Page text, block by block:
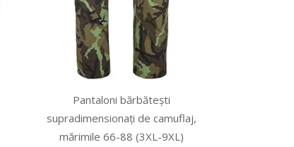
Pantaloni bărbătești
supradimensionați de camuflaj,
mărimile 66-88 (3XL-9XL)